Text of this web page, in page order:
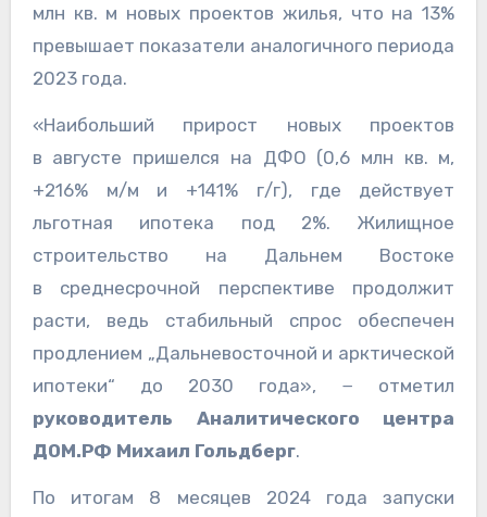
млн кв. м новых проектов жилья, что на 13%
превышает показатели аналогичного периода
2023 года.
«Наибольший прирост новых проектов
в августе пришелся на ДФО (0,6 млн кв. м,
+216% м/м и +141% г/г), где действует
льготная ипотека под 2%. Жилищное
строительство на Дальнем Востоке
в среднесрочной перспективе продолжит
расти, ведь стабильный спрос обеспечен
продлением „Дальневосточной и арктической
ипотеки“ до 2030 года», − отметил
руководитель Аналитического центра
ДОМ.РФ Михаил Гольдберг.
По итогам 8 месяцев 2024 года запуски